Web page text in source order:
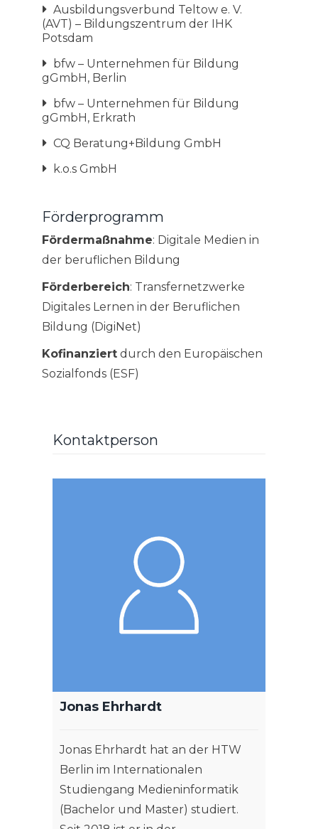
Ausbildungsverbund Teltow e. V.
(AVT) – Bildungszentrum der IHK
Potsdam
bfw – Unternehmen für Bildung
gGmbH, Berlin
bfw – Unternehmen für Bildung
gGmbH, Erkrath
CQ Beratung+Bildung GmbH
k.o.s GmbH
Förderprogramm
Fördermaßnahme: Digitale Medien in
der beruflichen Bildung
Förderbereich: Transfernetzwerke
Digitales Lernen in der Beruflichen
Bildung (DigiNet)
Kofinanziert durch den Europäischen
Sozialfonds (ESF)
Kontaktperson
Jonas Ehrhardt
Jonas Ehrhardt hat an der HTW
Berlin im Internationalen
Studiengang Medieninformatik
(Bachelor und Master) studiert.